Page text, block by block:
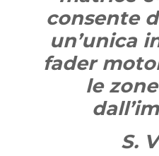
consente
un’unica
fader
le
S.